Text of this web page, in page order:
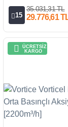
15
35.031,31 TL
29.776,61
ÜCRETSİZ
KARGO